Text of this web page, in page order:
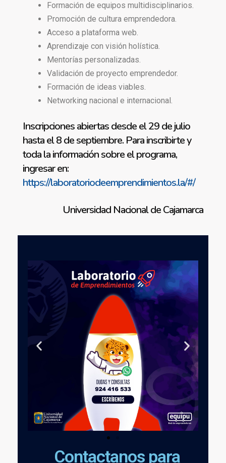
Formación de equipos multidisciplinarios.
Promoción de cultura emprendedora.
Acceso a plataforma web.
Aprendizaje con visión holística.
Mentorías personalizadas.
Validación de proyecto emprendedor.
Formación de ideas viables.
Networking nacional e internacional.
Inscripciones abiertas desde el 29 de julio
hasta el 8 de septiembre. Para inscribirte y
toda la información sobre el programa,
ingresar en:
https://laboratoriodeemprendimientos.la/#/
Universidad Nacional de Cajamarca
Contactanos para